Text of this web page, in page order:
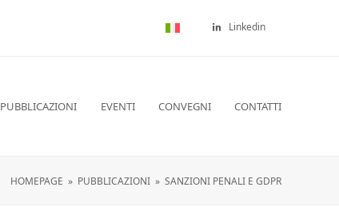
Linkedin
PUBBLICAZIONI EVENTI CONVEGNI CONTATTI
HOMEPAGE » PUBBLICAZIONI » SANZIONI PENALI E GDPR